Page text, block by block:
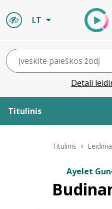
LT
Detali
Titulinis
ELVIS atvyksta
Titulinis
Ayelet